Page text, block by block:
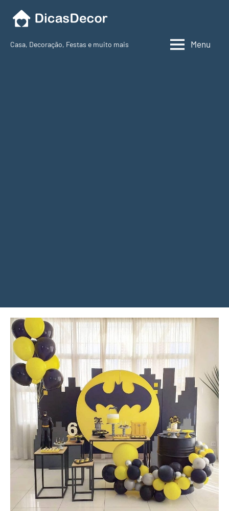
para
conteúdo
Dicas
Casa, Decoração, Festas e muito mais Menu